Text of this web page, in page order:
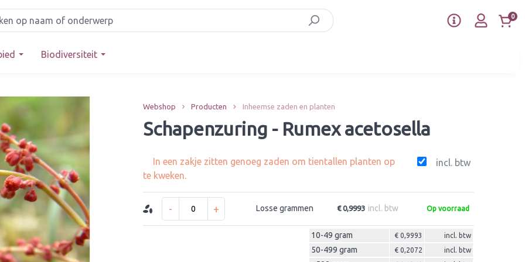
0
Biodiversiteit
Webshop Producten Inheemse zaden en planten
Schapenzuring - Rumex acetosella
In een zakje zitten genoeg zaden om tientallen planten op
te kweken.
incl. btw
- + Losse grammen € 0,9993 incl. btw Op voorraad
10-49 gram € 0,9993 incl. btw
50-499 gram € 0,2072 incl. btw